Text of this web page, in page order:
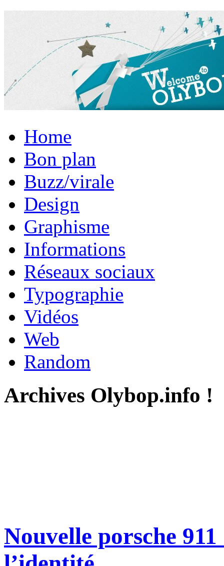
Home
Bon plan
Buzz/virale
Design
Graphisme
Informations
Réseaux sociaux
Typographie
Vidéos
Web
Random
Archives Olybop.info !
Nouvelle porsche